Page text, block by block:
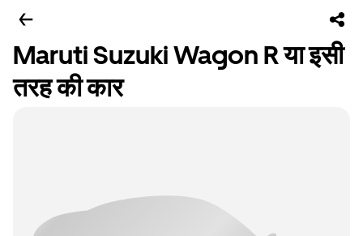
Maruti Suzuki Wagon R या इसी
तरह की कार